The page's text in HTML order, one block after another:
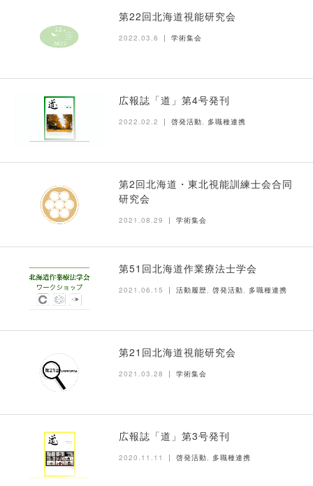
第22回北海道視能研究会
2022.03.6 学術集会
広報誌「道」第4号発刊
2022.02.2 啓発活動, 多職種連携
第2回北海道・東北視能訓練士会合同
研究会
2021.08.29 学術集会
第51回北海道作業療法士学会
2021.06.15 活動履歴 啓発活動 多職種連携
第21回北海道視能研究会
2021.03.28 学術集会
広報誌「道」第3号発刊
2020.11.11 啓発活動, 多職種連携